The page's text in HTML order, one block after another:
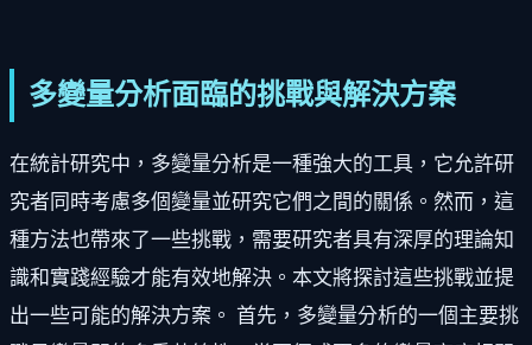
多變量分析面臨的挑戰與解決方案
在統計研究中，多變量分析是一種強大的工具，它允許研
究者同時考慮多個變量並研究它們之間的關係。然而，這
種方法也帶來了一些挑戰，需要研究者具有深厚的理論知
識和實踐經驗才能有效地解決。本文將探討這些挑戰並提
出一些可能的解決方案。 首先，多變量分析的一個主要挑